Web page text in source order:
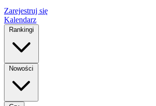
Zarejestruj się
Kalendarz
Rankingi
Nowości